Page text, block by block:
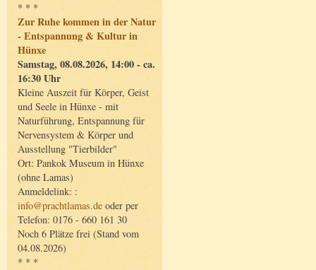
* * *
Zur Ruhe kommen in der Natur
- Entspannung & Kultur in
Hünxe
Samstag, 08.08.2026, 14:00 - ca.
16:30 Uhr
Kleine Auszeit für Körper, Geist
und Seele in Hünxe - mit
Naturführung, Entspannung für
Nervensystem & Körper und
Ausstellung "Tierbilder"
Ort: Pankok Museum in Hünxe
(ohne Lamas)
Anmeldelink: :
info@prachtlamas.de oder per
Telefon: 0176 - 660 161 30
Noch 6 Plätze frei (Stand vom
04.08.2026)
* * *